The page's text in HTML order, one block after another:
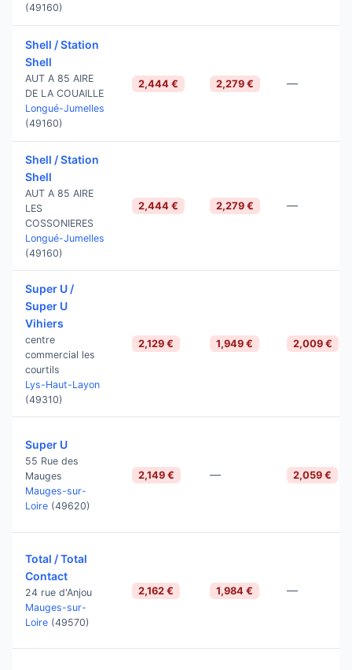
(49160)
Shell / Station
Shell
AUT A 85 AIRE
DE LA COUAILLE
Longué-Jumelles
(49160)
2,444 € 2,279 € —
Shell / Station
Shell
AUT A 85 AIRE
LES
COSSONIERES
Longué-Jumelles
(49160)
2,444 € 2,279 € —
Super U /
Super U
Vihiers
centre
commercial les
courtils
Lys-Haut-Layon
(49310)
2,129 € 1,949 € 2,009 €
Super U
55 Rue des
Mauges
Mauges-sur-
Loire (49620)
2,149 € — 2,059 €
Total / Total
Contact
24 rue d'Anjou
Mauges-sur-
Loire (49570)
2,162 € 1,984 € —